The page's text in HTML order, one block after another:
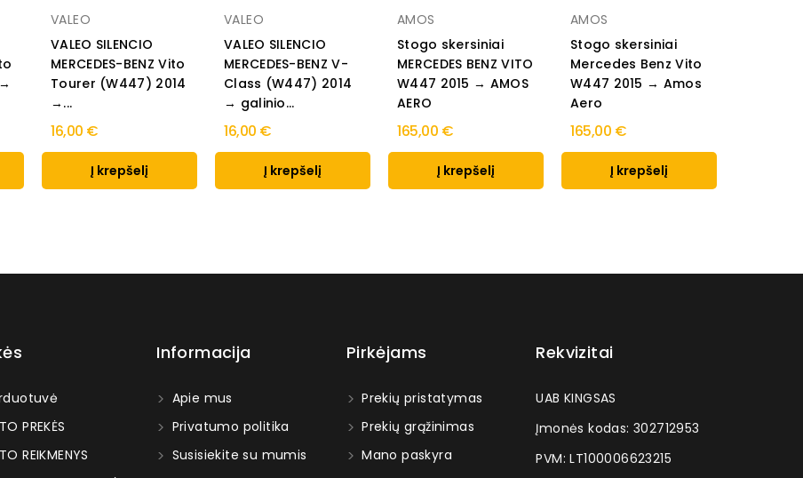
VALEO
VALEO SILENCIO
MERCEDES-BENZ Vito
Tourer (W447) 2014
→...
16,00 €
Į krepšelį
VALEO
VALEO SILENCIO
MERCEDES-BENZ V-
Class (W447) 2014
→ galinio...
16,00 €
Į krepšelį
AMOS
Stogo skersiniai
MERCEDES BENZ VITO
W447 2015 → AMOS
AERO
165,00 €
Į krepšelį
AMOS
Stogo skersiniai
Mercedes Benz Vito
W447 2015 → Amos
Aero
165,00 €
Į krepšelį
PREKĖS
REIKMENYS
Informacija
Apie mus
Privatumo politika
Susisiekite su mumis
Pirkėjams
Prekių pristatymas
Prekių grąžinimas
Mano paskyra
Rekvizitai
UAB KINGSAS
Įmonės kodas: 302712953
PVM: LT100006623215